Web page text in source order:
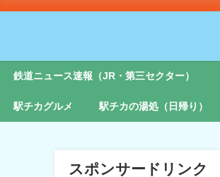
鉄道ニュース速報（JR・第三セクター）
駅チカグルメ 駅チカの湯処（日帰り）
スポンサードリンク